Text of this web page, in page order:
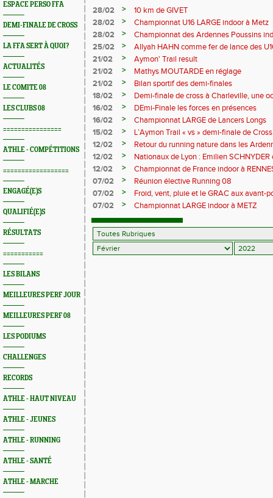
ESPACE PERSO FFA
DEMI-FINALE DE CROSS
LA FFA SERT À QUOI?
ACTUALITÉS
LE COMITE 08
LES CLUBS 08
================
ATHLE - COMPÉTITIONS
==================
ENGAGÉ(E)S
QUALIFIÉ(E)S
RÉSULTATS
===========
LES BILANS
MEILLEURES PERF JOUR
MEILLEURES PERF 08
LES PODIUMS
CHALLENGES
RECORDS
ATHLE - HAUT NIVEAU
ATHLE - JEUNES
ATHLE - RUNNING
ATHLE - SANTÉ
ATHLE - MARCHE
28/02 >
10 km de GIVET
28/02
>
Championnat U16 LARGE indoor à Metz
28/02
>
Championnat des Ardennes Poussins
25/02
>
Allyah HAHN comme fer de lance des
21/02
>
Aymon' Trail result
21/02
>
Mathys MOUTARDE en réglage
21/02
>
Bilan sportif des demi-finales
18/02
>
Demi-finale de cross à Charleville, une
16/02
>
DEmi-Finale les forces en présences
16/02
>
Championnat LARGE de Lancers Longs
15/02
>
L’Aymon Trail « vs » demi-finale de
12/02
>
Retour du running nature dans les
12/02
>
Nationaux de Lyon : Emilien
12/02
>
Championnat de France indoor à
07/02
>
Réunion élective Running 08
07/02
>
Froid, vent, pluie et le GRAC aux avant-
07/02
> Championnat LARGE indoor à METZ